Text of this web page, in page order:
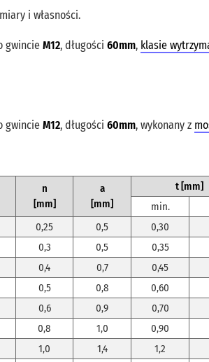
i własności.
gwincie M12, długości 60mm, klasie
gwincie M12, długości 60mm, wykonany z
n
[mm]
a
[mm]
t [mm]
min.
0,25 0,5 0,30
0,3 0,5 0,35
0,4 0,7 0,45
0,5 0,8 0,60
0,6 0,9 0,70
0,8 1,0 0,90
1,0 1,4 1,2